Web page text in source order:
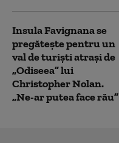
Insula Favignana se
pregăteşte pentru un
val de turişti atraşi de
„Odiseea” lui
Christopher Nolan.
„Ne-ar putea face rău”